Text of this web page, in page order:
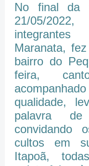
No final da
21/05/
Maranata,
bairro do
feira,
qualidade,
palavra
convidando
cultos em
Itapoã,